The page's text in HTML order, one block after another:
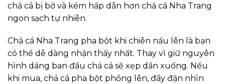
chả cá bị bở và kém hấp dẫn hơn chả cá Nha Trang
ngon sạch tự nhiên.
Chả cá Nha Trang pha bột khi chiên nấu lên là bạn
có thể dễ dàng nhận thấy nhất. Thay vì giữ nguyên
hình dáng ban đầu chả cá sẽ xẹp dần xuống. Nếu
khi mua, chả cá pha bột phồng lên, đầy đặn nhìn